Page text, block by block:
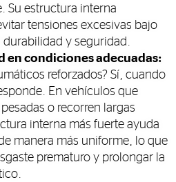
Su estructura interna
tensiones excesivas bajo
y seguridad.
en condiciones adecuadas:
reforzados? Sí, cuando
En vehículos que
o recorren largas
interna más fuerte ayuda
manera más uniforme, lo que
prematuro y prolongar la